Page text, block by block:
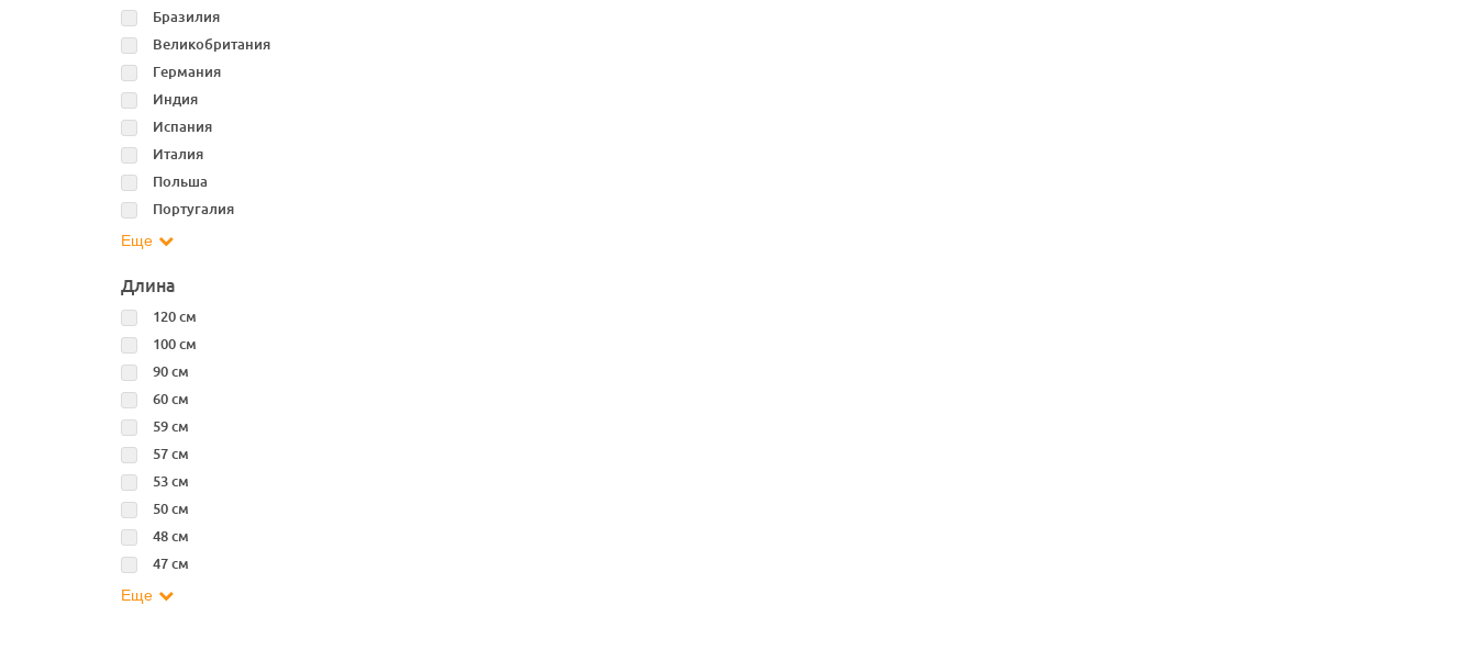
Бразилия
Великобритания
Германия
Индия
Испания
Италия
Польша
Португалия
Еще
Длина
120 см
100 см
90 см
60 см
59 см
57 см
53 см
50 см
48 см
47 см
Еще